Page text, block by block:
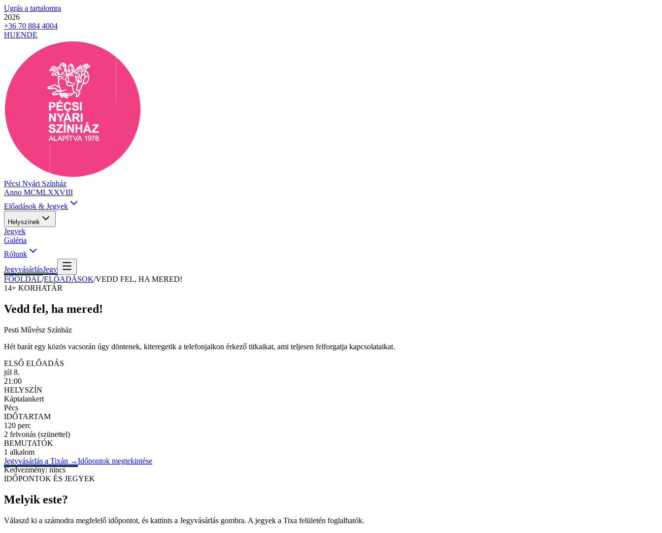
Ugrás a tartalomra
2026
+36 70 884 4004
HUENDE
Pécsi Nyári Színház
Anno MCMLXXVIII
Előadások & Jegyek
Helyszínek
Jegyek
Galéria
Rólunk
JegyvásárlásJegy
FŐOLDAL/ELŐADÁSOK/VEDD FEL, HA MERED!
14+ KORHATÁR
Vedd fel, ha mered!
Pesti Művész Színház
Hét barát egy közös vacsorán úgy döntenek, kiteregetik a telefonjaikon érkező titkaikat, ami teljesen felforgatja kapcsolataikat.
ELSŐ ELŐADÁS
júl 8.
21:00
HELYSZÍN
Káptalankert
Pécs
IDŐTARTAM
120 perc
2 felvonás (szünettel)
BEMUTATÓK
1 alkalom
Jegyvásárlás a Tixán →Időpontok megtekintése
Kedvezmény: nincs
IDŐPONTOK ÉS JEGYEK
Melyik este?
Válaszd ki a számodra megfelelő időpontot, és kattints a Jegyvásárlás gombra. A jegyek a Tixa felületén foglalhatók.